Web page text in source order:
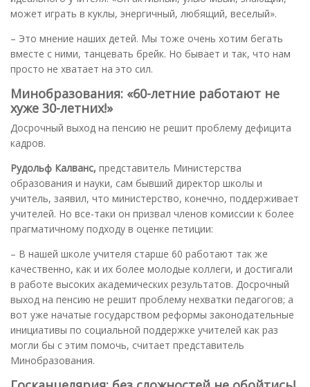
может играть в куклы, энергичный, любящий, веселый».
– Это мнение наших детей. Мы тоже очень хотим бегать
вместе с ними, танцевать брейк. Но бывает и так, что нам
просто не хватает на это сил.
Минобразования: «60-летние работают не
хуже 30-летних!»
Досрочный выход на пенсию не решит проблему дефицита
кадров.
Рудольф Калванс, представитель Министерства
образования и науки, сам бывший директор школы и
учитель, заявил, что министерство, конечно, поддерживает
учителей. Но все-таки он призвал членов комиссии к более
прагматичному подходу в оценке петиции:
– В нашей школе учителя старше 60 работают так же
качественно, как и их более молодые коллеги, и достигали
в работе высоких академических результатов. Досрочный
выход на пенсию не решит проблему нехватки педагогов; а
вот уже начатые государством реформы законодательные
инициативы по социальной поддержке учителей как раз
могли бы с этим помочь, считает представитель
Минобразования.